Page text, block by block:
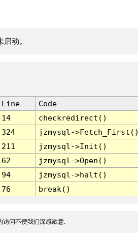
动。
Line
Code
14
checkredirect()
324
jzmysql-
211
jzmysql->Init()
62
jzmysql->Open()
94
jzmysql->halt()
76 break()
问不便我们深感歉意.